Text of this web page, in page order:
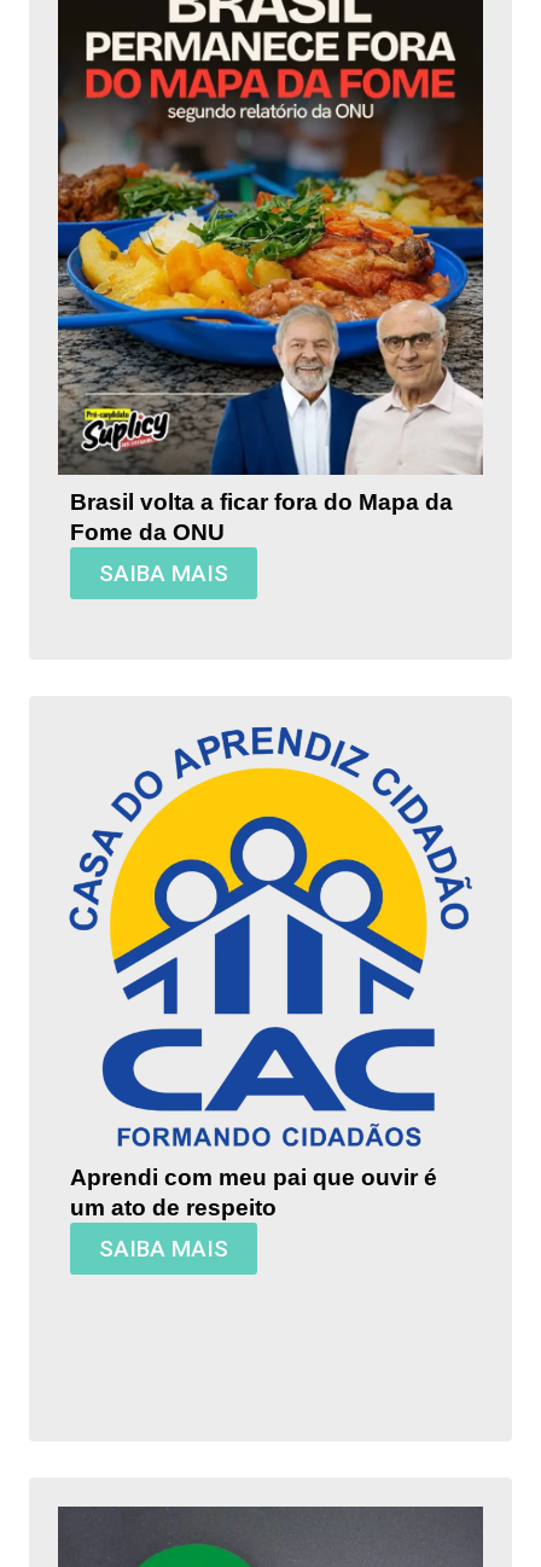
Brasil volta a ficar fora do Mapa da
Fome da ONU
SAIBA MAIS
Aprendi com meu pai que ouvir é
um ato de respeito
SAIBA MAIS